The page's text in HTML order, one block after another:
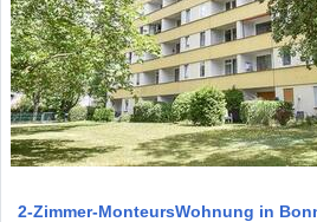
2-Zimmer-MonteursWohnung in